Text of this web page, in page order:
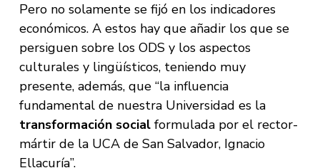
Pero no solamente se fijó en los indicadores
económicos. A estos hay que añadir los que se
persiguen sobre los ODS y los aspectos
culturales y lingüísticos, teniendo muy
presente, además, que “la influencia
fundamental de nuestra Universidad es la
transformación socialformulada por el rector-
mártir de la UCA de San Salvador, Ignacio
Ellacuría”.